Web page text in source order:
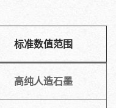
标准数值范围
高纯人造石墨